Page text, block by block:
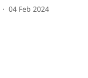
04 Feb 2024